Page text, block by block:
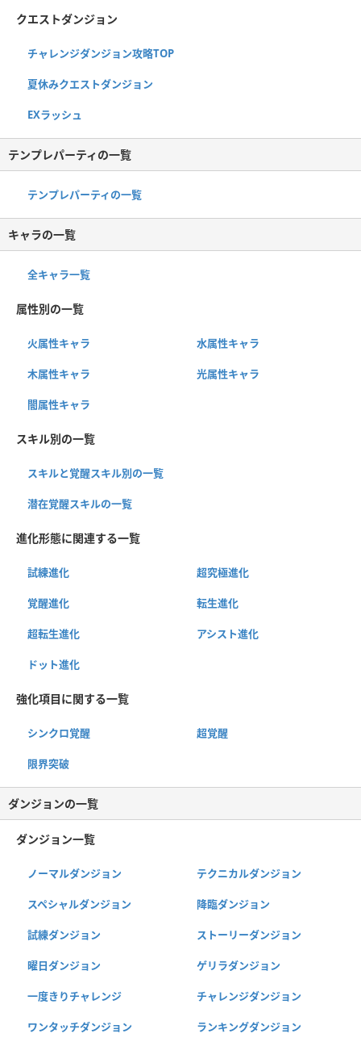
クエストダンジョン
チャレンジダンジョン攻略TOP
夏休みクエストダンジョン
EXラッシュ
テンプレパーティの一覧
テンプレパーティの一覧
キャラの一覧
全キャラ一覧
属性別の一覧
火属性キャラ 水属性キャラ
木属性キャラ 光属性キャラ
闇属性キャラ
スキル別の一覧
スキルと覚醒スキル別の一覧
潜在覚醒スキルの一覧
進化形態に関連する一覧
試練進化 超究極進化
覚醒進化 転生進化
超転生進化 アシスト進化
ドット進化
強化項目に関する一覧
シンクロ覚醒 超覚醒
限界突破
ダンジョンの一覧
ダンジョン一覧
ノーマルダンジョン テクニカルダンジョン
スペシャルダンジョン 降臨ダンジョン
試練ダンジョン ストーリーダンジョン
曜日ダンジョン ゲリラダンジョン
一度きりチャレンジ チャレンジダンジョン
ワンタッチダンジョン ランキングダンジョン